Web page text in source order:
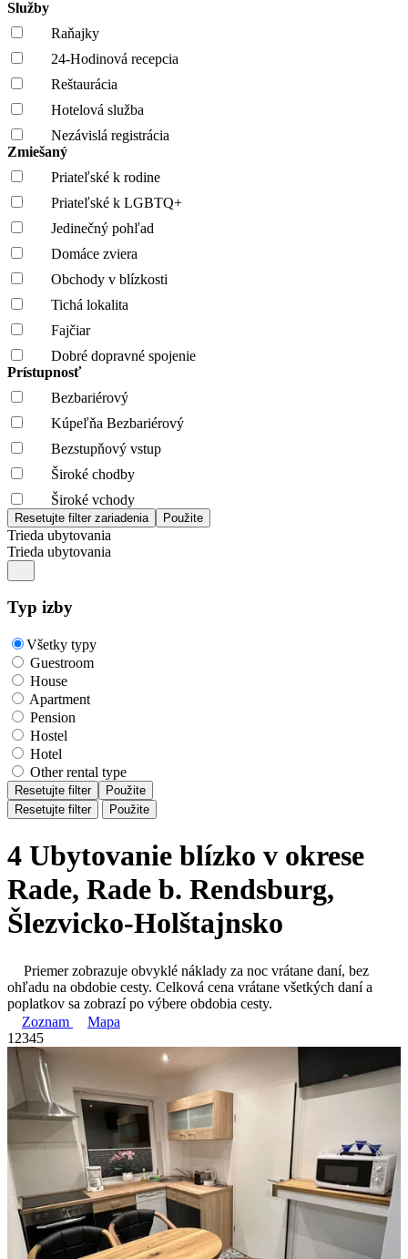
Služby
Raňajky
24-Hodinová recepcia
Reštaurácia
Hotelová služba
Nezávislá registrácia
Zmiešaný
Priateľské k rodine
Priateľské k LGBTQ+
Jedinečný pohľad
Domáce zviera
Obchody v blízkosti
Tichá lokalita
Fajčiar
Dobré dopravné spojenie
Prístupnosť
Bezbariérový
Kúpeľňa Bezbariérový
Bezstupňový vstup
Široké chodby
Široké vchody
Trieda ubytovania
Trieda ubytovania
Typ izby
Všetky typy
Guestroom
House
Apartment
Pension
Hostel
Hotel
Other rental type
Resetujte filter
Použite
Resetujte filter
Použite
4 Ubytovanie blízko v okrese
Rade, Rade b. Rendsburg,
Šlezvicko-Holštajnsko
Priemer zobrazuje obvyklé náklady za noc vrátane daní, bez
ohľadu na obdobie cesty. Celková cena vrátane všetkých daní a
poplatkov sa zobrazí po výbere obdobia cesty.
Zoznam
Mapa
1 2345